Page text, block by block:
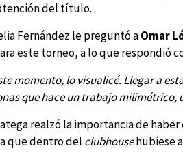
del título.
Fernández le preguntó aOmar
este torneo, a lo que respondió
momento, lo visualicé. Llegar a
que hace un trabajo
realzó la importancia de
que dentro del clubhousehubiese